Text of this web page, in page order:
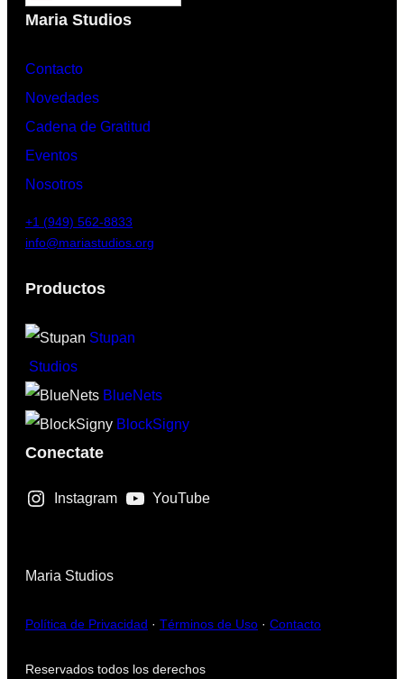
Maria Studios
Contacto
Novedades
Cadena de Gratitud
Eventos
Nosotros
+1 (949) 562-8833
info@mariastudios.org
Productos
Stupan
Studios
BlueNets
BlockSigny
Conectate
Instagram YouTube
Maria Studios
Política de Privacidad · Términos de Uso · Contacto
Reservados todos los derechos